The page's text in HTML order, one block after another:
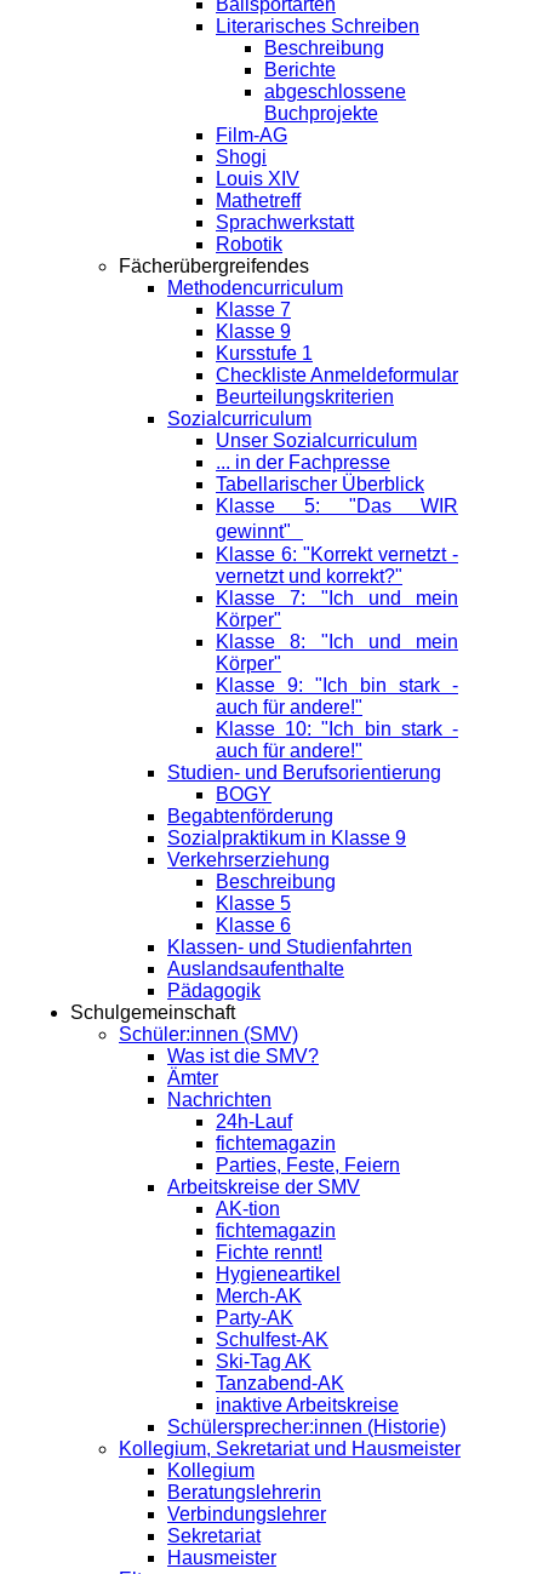
Ballsportarten
Literarisches Schreiben
Beschreibung
Berichte
abgeschlossene
Buchprojekte
Film-AG
Shogi
Louis XIV
Mathetreff
Sprachwerkstatt
Robotik
Fächerübergreifendes
Methodencurriculum
Klasse 7
Klasse 9
Kursstufe 1
Checkliste Anmeldeformular
Beurteilungskriterien
Sozialcurriculum
Unser Sozialcurriculum
... in der Fachpresse
Tabellarischer Überblick
Klasse 5: "Das WIR
gewinnt"
Klasse 6: "Korrekt vernetzt -
vernetzt und korrekt?"
Klasse 7: "Ich und mein
Körper"
Klasse 8: "Ich und mein
Körper"
Klasse 9: "Ich bin stark -
auch für andere!"
Klasse 10: "Ich bin stark -
auch für andere!"
Studien- und Berufsorientierung
BOGY
Begabtenförderung
Sozialpraktikum in Klasse 9
Verkehrserziehung
Beschreibung
Klasse 5
Klasse 6
Klassen- und Studienfahrten
Auslandsaufenthalte
Pädagogik
Schulgemeinschaft
Schüler:innen (SMV)
Was ist die SMV?
Ämter
Nachrichten
24h-Lauf
fichtemagazin
Parties, Feste, Feiern
Arbeitskreise der SMV
AK-tion
fichtemagazin
Fichte rennt!
Hygieneartikel
Merch-AK
Party-AK
Schulfest-AK
Ski-Tag AK
Tanzabend-AK
inaktive Arbeitskreise
Schülersprecher:innen (Historie)
Kollegium, Sekretariat und Hausmeister
Kollegium
Beratungslehrerin
Verbindungslehrer
Sekretariat
Hausmeister